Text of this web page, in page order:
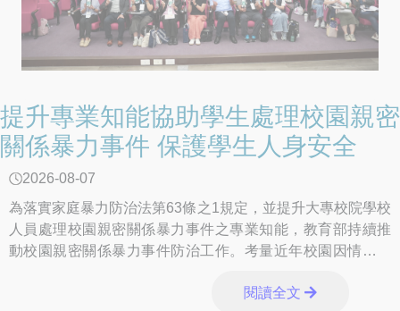
提升專業知能協助學生處理校園親密
關係暴力事件 保護學生人身安全
2026-08-07
為落實家庭暴力防治法第63條之1規定，並提升大專校院學校
人員處理校園親密關係暴力事件之專業知能，教育部持續推
動校園親密關係暴力事件防治工作。考量近年校園因情感發
閱讀全文